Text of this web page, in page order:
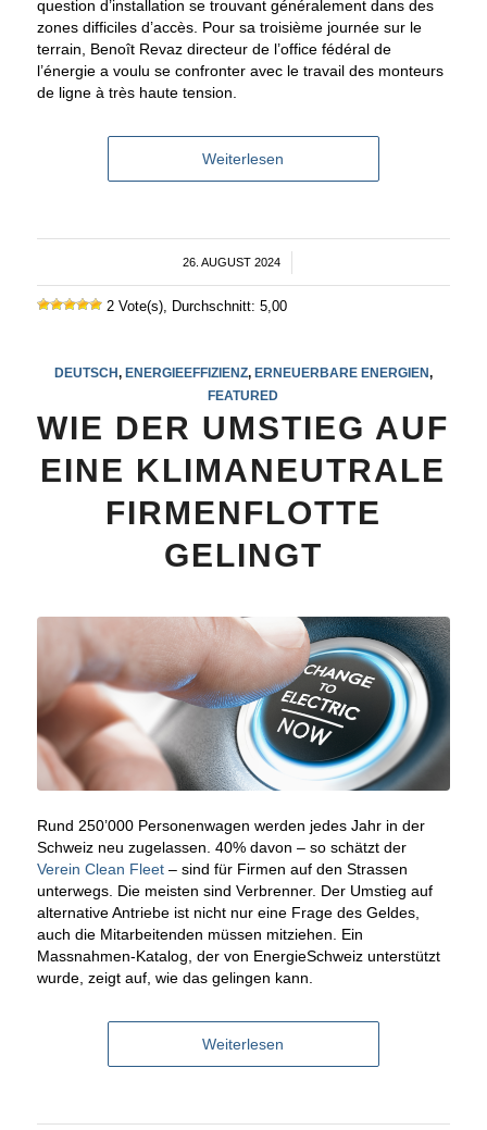
question d’installation se trouvant généralement dans des
zones difficiles d’accès. Pour sa troisième journée sur le
terrain, Benoît Revaz directeur de l’office fédéral de
l’énergie a voulu se confronter avec le travail des monteurs
de ligne à très haute tension.
Weiterlesen
26. AUGUST 2024
/
2 Vote(s), Durchschnitt: 5,00
DEUTSCH, ENERGIEEFFIZIENZ, ERNEUERBARE ENERGIEN,
FEATURED
WIE DER UMSTIEG AUF
EINE KLIMANEUTRALE
FIRMENFLOTTE
GELINGT
Rund 250’000 Personenwagen werden jedes Jahr in der
Schweiz neu zugelassen. 40% davon – so schätzt der
Verein Clean Fleet– sind für Firmen auf den Strassen
unterwegs. Die meisten sind Verbrenner. Der Umstieg auf
alternative Antriebe ist nicht nur eine Frage des Geldes,
auch die Mitarbeitenden müssen mitziehen. Ein
Massnahmen-Katalog, der von EnergieSchweiz unterstützt
wurde, zeigt auf, wie das gelingen kann.
Weiterlesen